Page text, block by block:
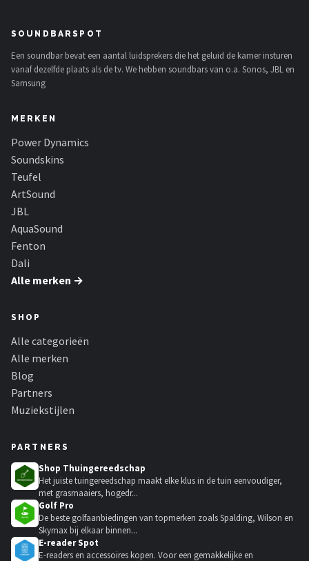
Alle merken →
SOUNDBARSPOT
Een soundbar bevat een aantal luidsprekers die het geluid de kamer insturen
vanaf dezelfde plaats als de tv. We hebben soundbars van o.a. Sonos, JBL en
Samsung
MERKEN
Power Dynamics
Soundskins
Teufel
ArtSound
JBL
AquaSound
Fenton
Dali
Alle merken →
SHOP
Alle categorieën
Alle merken
Blog
Partners
Muziekstijlen
PARTNERS
Shop Thuingereedschap
Het juiste tuingereedschap maakt elke klus in de tuin eenvoudiger,
met grasmaaiers, hogedr...
Golf Pro
De beste golfaanbiedingen van topmerken zoals Spalding, Wilson en
Skymax bij elkaar binnen...
E-reader Spot
E-readers en accessoires kopen. Voor een gemakkelijke en